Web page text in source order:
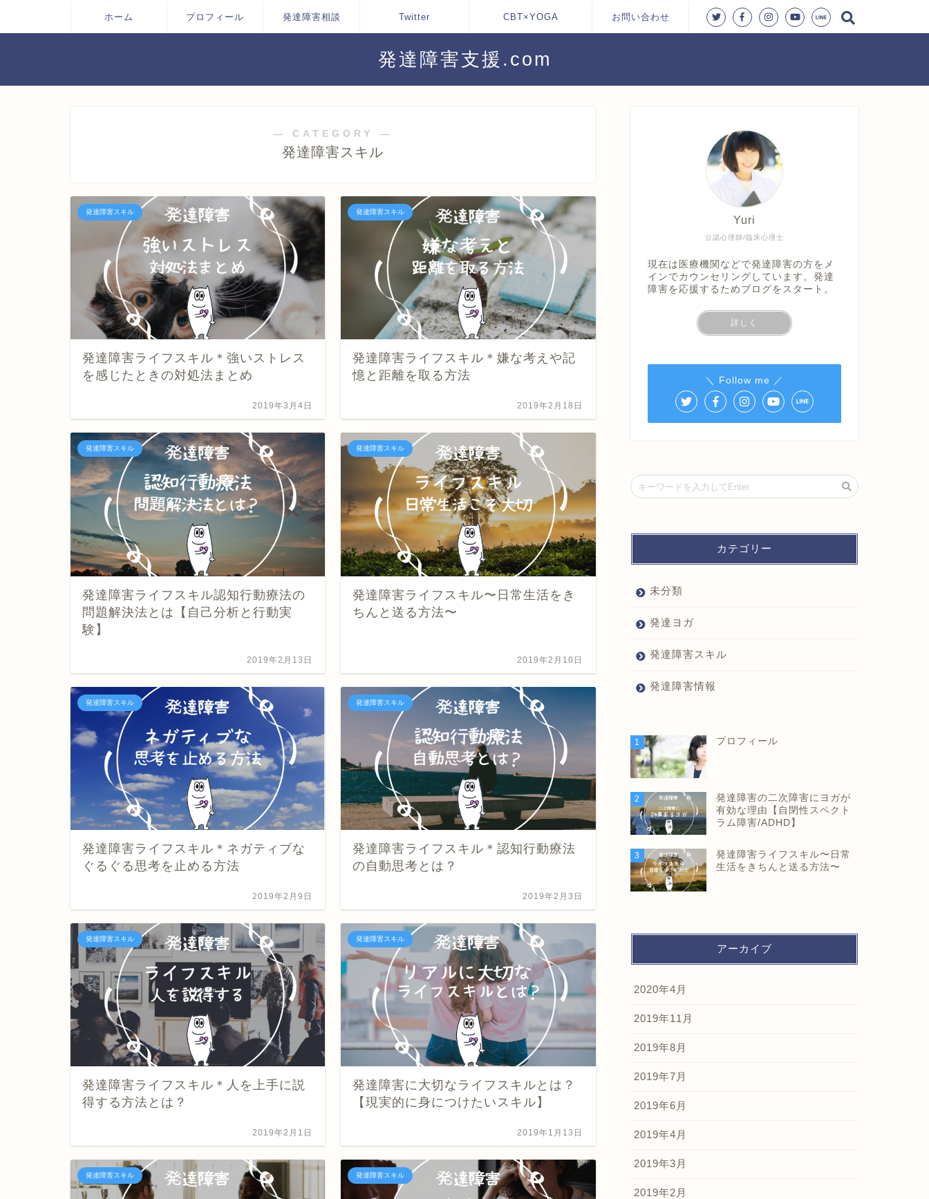
ホーム プロフィール 発達障害相談 Twitter CBT×YOGA お問い合わせ
発達障害支援.com
― CATEGORY ―
発達障害スキル
発達障害スキル
発達障害ライフスキル＊強いストレス
を感じたときの対処法まとめ
2019年3月4日
発達障害スキル
発達障害ライフスキル＊嫌な考えや記
憶と距離を取る方法
2019年2月18日
発達障害スキル
発達障害ライフスキル認知行動療法の
問題解決法とは【自己分析と行動実
験】
2019年2月13日
発達障害スキル
発達障害ライフスキル〜日常生活をき
ちんと送る方法〜
2019年2月10日
発達障害スキル
発達障害ライフスキル＊ネガティブな
ぐるぐる思考を止める方法
2019年2月9日
発達障害スキル
発達障害ライフスキル＊認知行動療法
の自動思考とは？
2019年2月3日
発達障害スキル
発達障害ライフスキル＊人を上手に説
得する方法とは？
2019年2月1日
発達障害スキル
発達障害に大切なライフスキルとは？
【現実的に身につけたいスキル】
2019年1月13日
発達障害スキル 発達障害スキル
公認心理師/臨床心理士
Yuri
現在は医療機関などで発達障害の方をメ
インでカウンセリングしています。発達
障害を応援するためブログをスタート。
詳しく
＼ Follow me ／
カテゴリー
未分類
発達ヨガ
発達障害スキル
発達障害情報
1 プロフィール
2
発達障害の二次障害にヨガが
有効な理由【自閉性スペクト
ラム障害/ADHD】
3
発達障害ライフスキル〜日常
生活をきちんと送る方法〜
アーカイブ
2020年4月
2019年11月
2019年8月
2019年7月
2019年6月
2019年4月
2019年3月
2019年2月